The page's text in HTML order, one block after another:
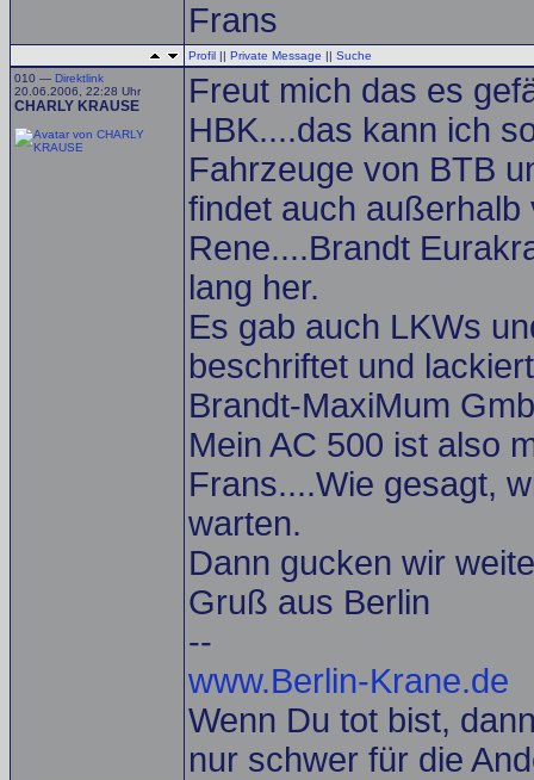
Frans
Profil || Private Message || Suche
010 — Direktlink
20.06.2006, 22:28 Uhr
CHARLY KRAUSE
Freut mich das es
HBK....das kann ich
Fahrzeuge von BTB
findet auch
Rene....Brandt
lang her.
Es gab auch LKWs
beschriftet und
Brandt-MaxiMum
Mein AC 500 ist also
Frans....Wie gesagt,
warten.
Dann gucken wir
Gruß aus Berlin
--
www.Berlin-Krane.de
Wenn Du tot bist,
nur schwer für die